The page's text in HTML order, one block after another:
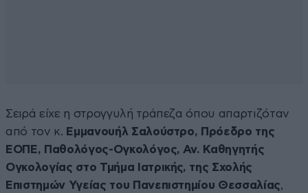
Σειρά είχε η στρογγυλή τράπεζα όπου απαρτιζόταν
από τον κ. Εμμανουήλ Σαλούστρο, Πρόεδρο της
ΕΟΠΕ, Παθολόγος-Ογκολόγος, Αν. Καθηγητής
Ογκολογίας στο Τμήμα Ιατρικής, της Σχολής
Επιστημών Υγείας του Πανεπιστημίου Θεσσαλίας,